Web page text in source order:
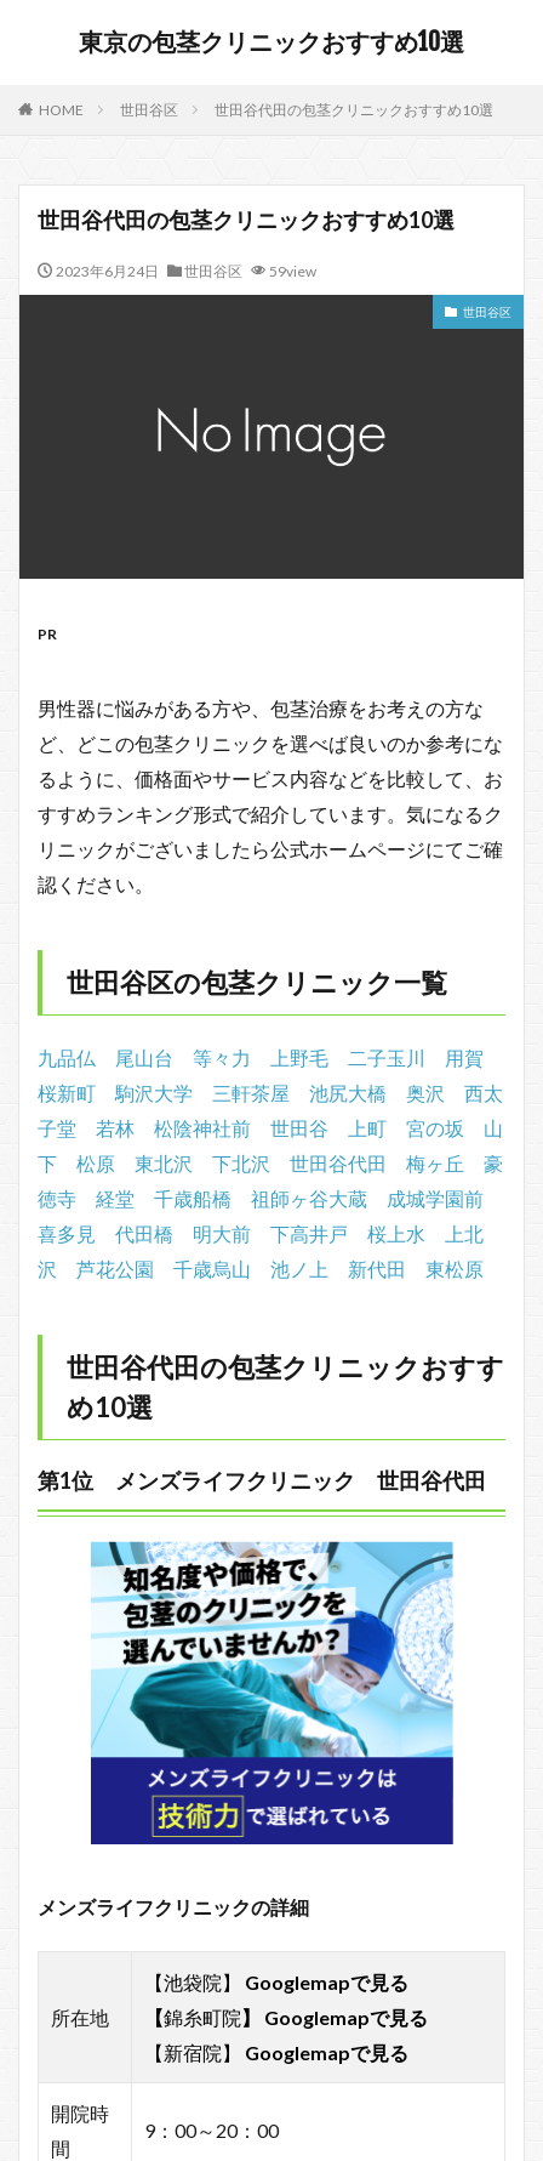
東京の包茎クリニックおすすめ10選
HOME 世田谷区 世田谷代田の包茎クリニックおすすめ10選
世田谷代田の包茎クリニックおすすめ10選
2023年6月24日 世田谷区 59view
世田谷区
PR
男性器に悩みがある方や、包茎治療をお考えの方な
ど、どこの包茎クリニックを選べば良いのか参考にな
るように、価格面やサービス内容などを比較して、お
すすめランキング形式で紹介しています。気になるク
リニックがございましたら公式ホームページにてご確
認ください。
世田谷区の包茎クリニック一覧
九品仏 尾山台 等々力 上野毛 二子玉川
用賀
桜新町
駒沢大学 三軒茶屋 池尻大橋 奥沢
西太
子堂
若林 松陰神社前 世田谷 上町 宮の坂
山
下
松原 東北沢 下北沢 世田谷代田 梅ヶ丘
豪
徳寺
経堂 千歳船橋 祖師ヶ谷大蔵
成城学園前
喜多見
代田橋 明大前 下高井戸 桜上水
上北
沢
芦花公園 千歳烏山 池ノ上 新代田 東松原
世田谷代田の包茎クリニックおすす
め10選
第1位 メンズライフクリニック 世田谷代田
メンズライフクリニックの詳細
所在地
【池袋院】
Googlemapで見る
【錦糸町院】
Googlemapで見る
【新宿院】 Googlemapで見る
開院時
間
9：00～20：00